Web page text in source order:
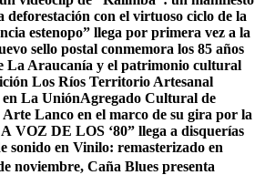
deforestación con el virtuoso ciclo de la
estenopo” llega por primera vez a la
sello postal conmemora los 85 años
La Araucanía y el patrimonio cultural
Los Ríos Territorio Artesanal
en La UniónAgregado Cultural de
Lanco en el marco de su gira por la
VOZ DE LOS ‘80” llega a disquerías
sonido en Vinilo: remasterizado en
noviembre, Caña Blues presenta